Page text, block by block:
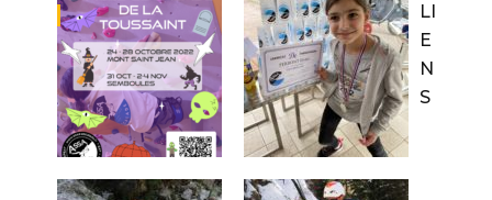
LI
E
N
S